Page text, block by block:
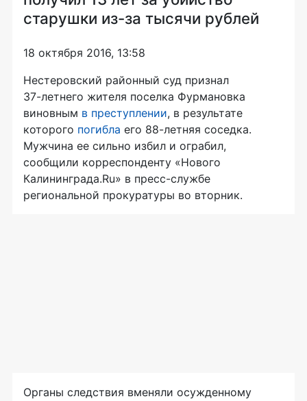
старушки из-за тысячи рублей
18 октября 2016, 13:58
Нестеровский районный суд признал
37-летнего жителя поселка Фурмановка
виновным в преступлении, в результате
которого погибла его 88-летняя соседка.
Мужчина ее сильно избил и ограбил,
сообщили корреспонденту «Нового
Калининграда.Ru» в пресс-службе
региональной прокуратуры во вторник.
Органы следствия вменяли осужденному